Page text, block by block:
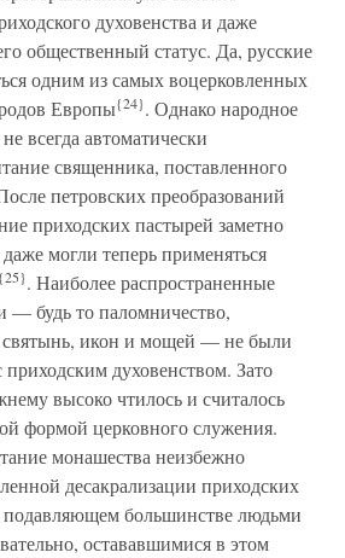
духовенства и даже
общественный статус. Да, русские
одним из самых воцерковленных
Европы{24}. Однако народное
всегда автоматически
священника, поставленного
петровских преобразований
приходских пастырей заметно
могли теперь применяться
{25}. Наиболее распространенные
— будь то паломничество,
икон и мощей — не были
духовенством. Зато
высоко чтилось и считалось
формой церковного служения.
монашества неизбежно
десакрализации приходских
большинстве людьми
остававшимися в этом